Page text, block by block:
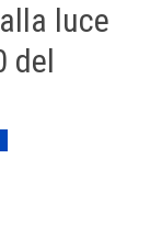
luce
del